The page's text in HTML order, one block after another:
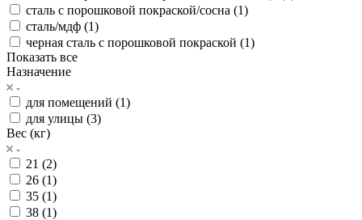
сталь с порошковой покраской/сосна (1)
сталь/мдф (1)
черная сталь с порошковой покраской (1)
Показать все
Назначение
для помещений (1)
для улицы (3)
Вес (кг)
21 (2)
26 (1)
35 (1)
38 (1)